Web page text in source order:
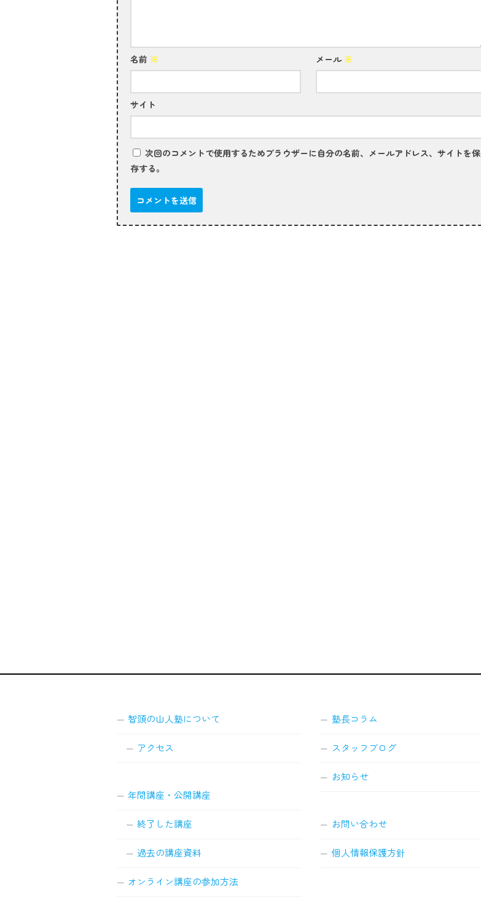
名前 ※ メール ※
サイト
次回のコメントで使用するためブラウザーに自分の名前、メールアドレス、サイトを保
存する。
智頭の山人塾について
アクセス
年間講座・公開講座
終了した講座
過去の講座資料
オンライン講座の参加方法
塾長コラム
スタッフブログ
お知らせ
お問い合わせ
個人情報保護方針